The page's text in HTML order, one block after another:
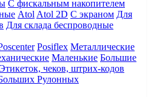
С фискальным накопителем
Atol Atol 2D С экраном Для
Для склада беспроводные
Posiflex Металлические
Маленькие Большие
чеков, штрих-кодов
Рулонных